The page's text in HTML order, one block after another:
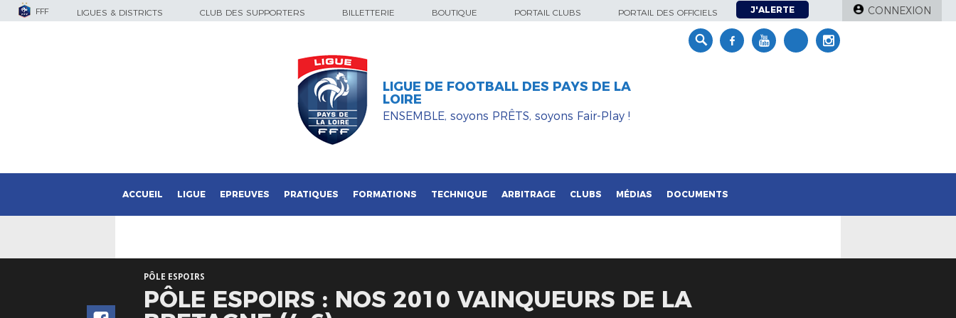
FFF LIGUES & DISTRICTS CLUB DES SUPPORTERS BILLETTERIE BOUTIQUE PORTAIL CLUBS PORTAIL DES OFFICIELS J'ALERTE CONNEXION
LIGUE DE FOOTBALL DES PAYS DE LA
LOIRE
ENSEMBLE, soyons PRÊTS, soyons Fair-Play !
ACCUEIL LIGUE EPREUVES PRATIQUES FORMATIONS TECHNIQUE ARBITRAGE CLUBS MÉDIAS DOCUMENTS
PÔLE ESPOIRS
PÔLE ESPOIRS : NOS 2010 VAINQUEURS DE LA